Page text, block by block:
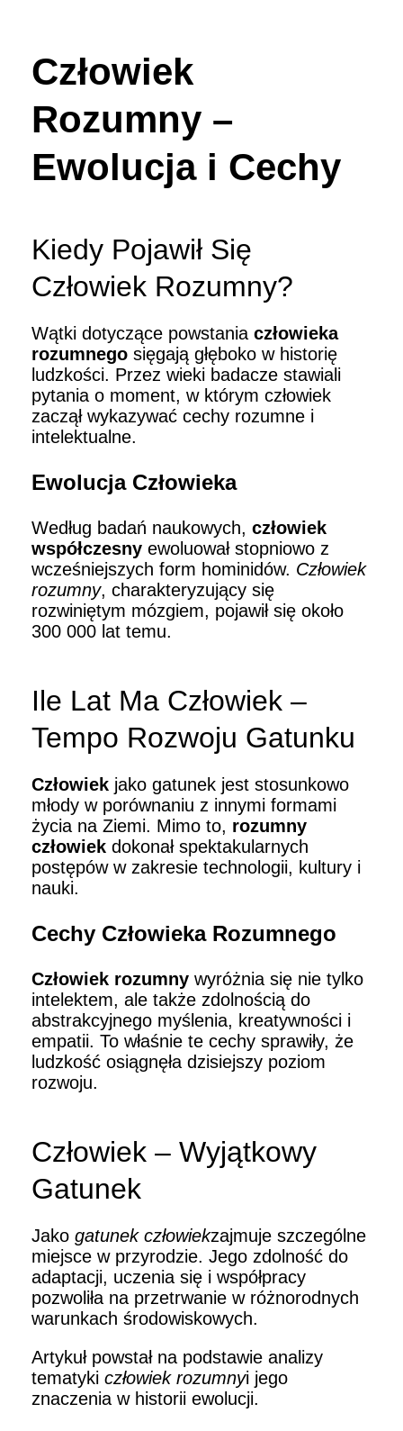
Człowiek
Rozumny –
Ewolucja i Cechy
Kiedy Pojawił Się
Człowiek Rozumny?
Wątki dotyczące powstania człowieka
rozumnego sięgają głęboko w historię
ludzkości. Przez wieki badacze stawiali
pytania o moment, w którym człowiek
zaczął wykazywać cechy rozumne i
intelektualne.
Ewolucja Człowieka
Według badań naukowych, człowiek
współczesny ewoluował stopniowo z
wcześniejszych form hominidów. Człowiek
rozumny, charakteryzujący się
rozwiniętym mózgiem, pojawił się około
300 000 lat temu.
Ile Lat Ma Człowiek –
Tempo Rozwoju Gatunku
Człowiek jako gatunek jest stosunkowo
młody w porównaniu z innymi formami
życia na Ziemi. Mimo to, rozumny
człowiek dokonał spektakularnych
postępów w zakresie technologii, kultury i
nauki.
Cechy Człowieka Rozumnego
Człowiek rozumny wyróżnia się nie tylko
intelektem, ale także zdolnością do
abstrakcyjnego myślenia, kreatywności i
empatii. To właśnie te cechy sprawiły, że
ludzkość osiągnęła dzisiejszy poziom
rozwoju.
Człowiek – Wyjątkowy
Gatunek
Jako gatunek człowiekzajmuje szczególne
miejsce w przyrodzie. Jego zdolność do
adaptacji, uczenia się i współpracy
pozwoliła na przetrwanie w różnorodnych
warunkach środowiskowych.
Artykuł powstał na podstawie analizy
tematyki człowiek rozumnyi jego
znaczenia w historii ewolucji.